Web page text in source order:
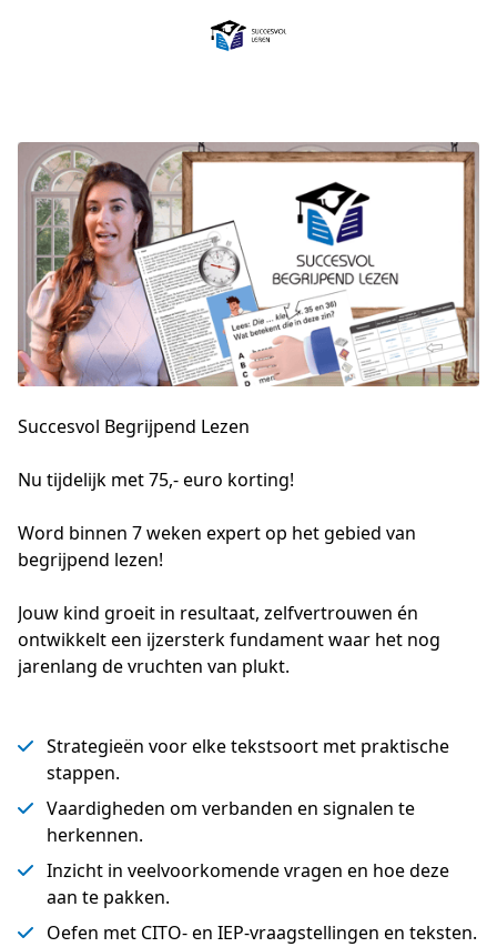
Succesvol Begrijpend Lezen
Nu tijdelijk met 75,- euro korting!
Word binnen 7 weken expert op het gebied van
begrijpend lezen!
Jouw kind groeit in resultaat, zelfvertrouwen én
ontwikkelt een ijzersterk fundament waar het nog
jarenlang de vruchten van plukt.
Strategieën voor elke tekstsoort met praktische
stappen.
Vaardigheden om verbanden en signalen te
herkennen.
Inzicht in veelvoorkomende vragen en hoe deze
aan te pakken.
Oefen met CITO- en IEP-vraagstellingen en teksten.